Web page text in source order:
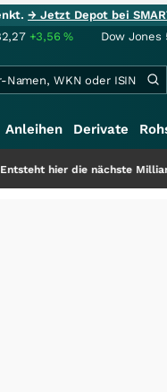
→ Jetzt Depot bei
+3,56% Dow Jones
Anleihen Derivate
Milliardenstory?+++